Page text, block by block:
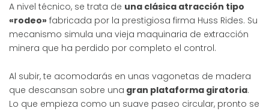
A nivel técnico, se trata de una clásica atracción tipo
«rodeo» fabricada por la prestigiosa firma Huss Rides. Su
mecanismo simula una vieja maquinaria de extracción
minera que ha perdido por completo el control.
Al subir, te acomodarás en unas vagonetas de madera
que descansan sobre una gran plataforma giratoria.
Lo que empieza como un suave paseo circular, pronto se